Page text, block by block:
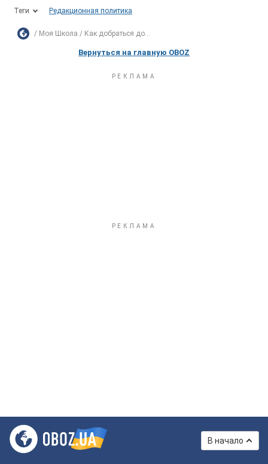
Теги Редакционная политика
Моя Школа Как добраться до...
Вернуться на главную OBOZ
В начало